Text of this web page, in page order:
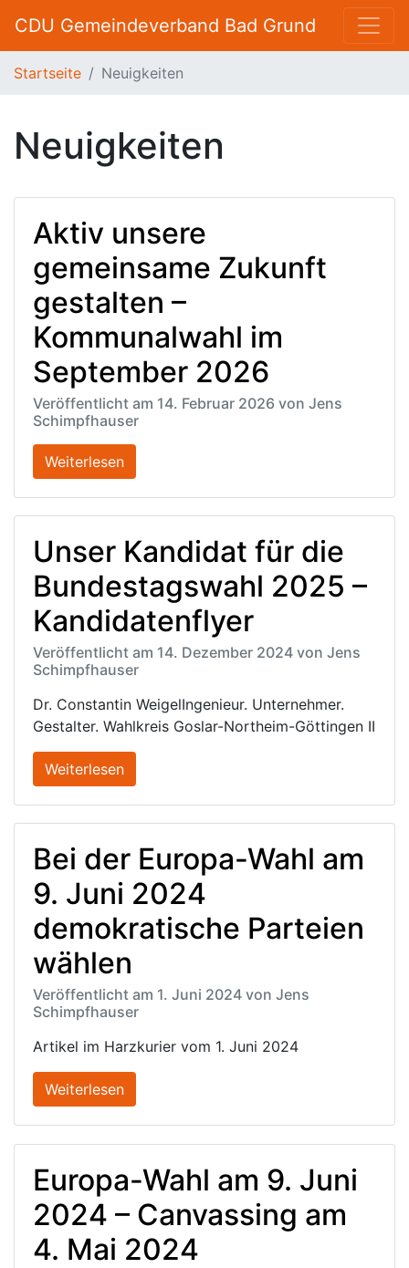
CDU Gemeindeverband Bad Grund
Startseite Neuigkeiten
Neuigkeiten
Aktiv unsere
gemeinsame Zukunft
gestalten –
Kommunalwahl im
September 2026
Veröffentlicht am 14. Februar 2026 von Jens
Schimpfhauser
Weiterlesen
Unser Kandidat für die
Bundestagswahl 2025 –
Kandidatenflyer
Veröffentlicht am 14. Dezember 2024 von Jens
Schimpfhauser
Dr. Constantin WeigelIngenieur. Unternehmer.
Gestalter. Wahlkreis Goslar-Northeim-Göttingen II
Weiterlesen
Bei der Europa-Wahl am
9. Juni 2024
demokratische Parteien
wählen
Veröffentlicht am 1. Juni 2024 von Jens
Schimpfhauser
Artikel im Harzkurier vom 1. Juni 2024
Weiterlesen
Europa-Wahl am 9. Juni
2024 – Canvassing am
4. Mai 2024